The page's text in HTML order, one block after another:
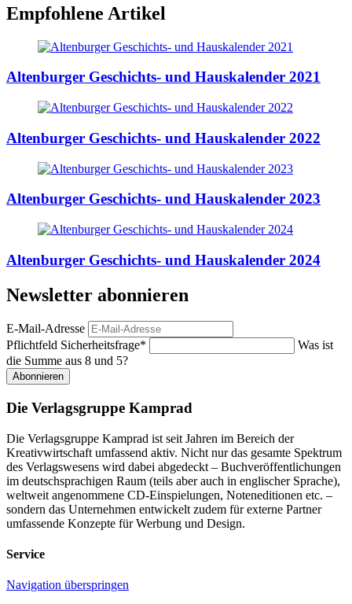
Empfohlene Artikel
Altenburger Geschichts- und Hauskalender 2021
Altenburger Geschichts- und Hauskalender 2022
Altenburger Geschichts- und Hauskalender 2023
Altenburger Geschichts- und Hauskalender 2024
Newsletter abonnieren
E-Mail-Adresse
Pflichtfeld Sicherheitsfrage*
Was ist
die Summe aus 8 und 5?
Abonnieren
Die Verlagsgruppe Kamprad
Die Verlagsgruppe Kamprad ist seit Jahren im Bereich der
Kreativwirtschaft umfassend aktiv. Nicht nur das gesamte Spektrum
des Verlagswesens wird dabei abgedeckt – Buchveröffentlichungen
im deutschsprachigen Raum (teils aber auch in englischer Sprache),
weltweit angenommene CD-Einspielungen, Noteneditionen etc. –
sondern das Unternehmen entwickelt zudem für externe Partner
umfassende Konzepte für Werbung und Design.
Service
Navigation überspringen